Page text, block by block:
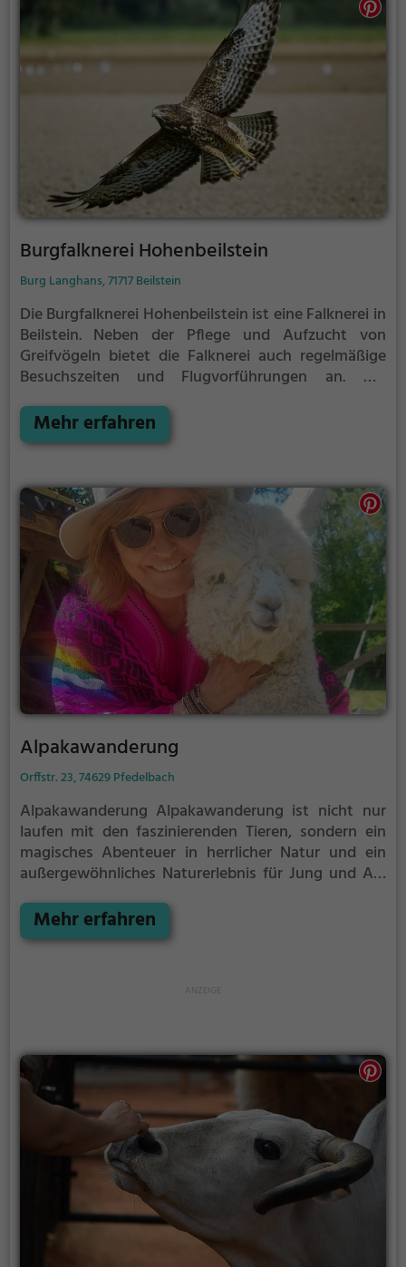
Burgfalknerei Hohenbeilstein
Burg Langhans, 71717 Beilstein
Die Burgfalknerei Hohenbeilstein ist eine Falknerei in
Beilstein. Neben der Pflege und Aufzucht von
Greifvögeln bietet die Falknerei auch regelmäßige
Besuchszeiten und Flugvorführungen an. Die
der Website
Mehr erfahren
Alpakawanderung
Orffstr. 23, 74629 Pfedelbach
Alpakawanderung Alpakawanderung ist nicht nur
laufen mit den faszinierenden Tieren, sondern ein
magisches Abenteuer in herrlicher Natur und ein
außergewöhnliches Naturerlebnis für Jung und Alt.
https://www.vital-wohlfühl-gesundheits-shop.de
Mehr erfahren